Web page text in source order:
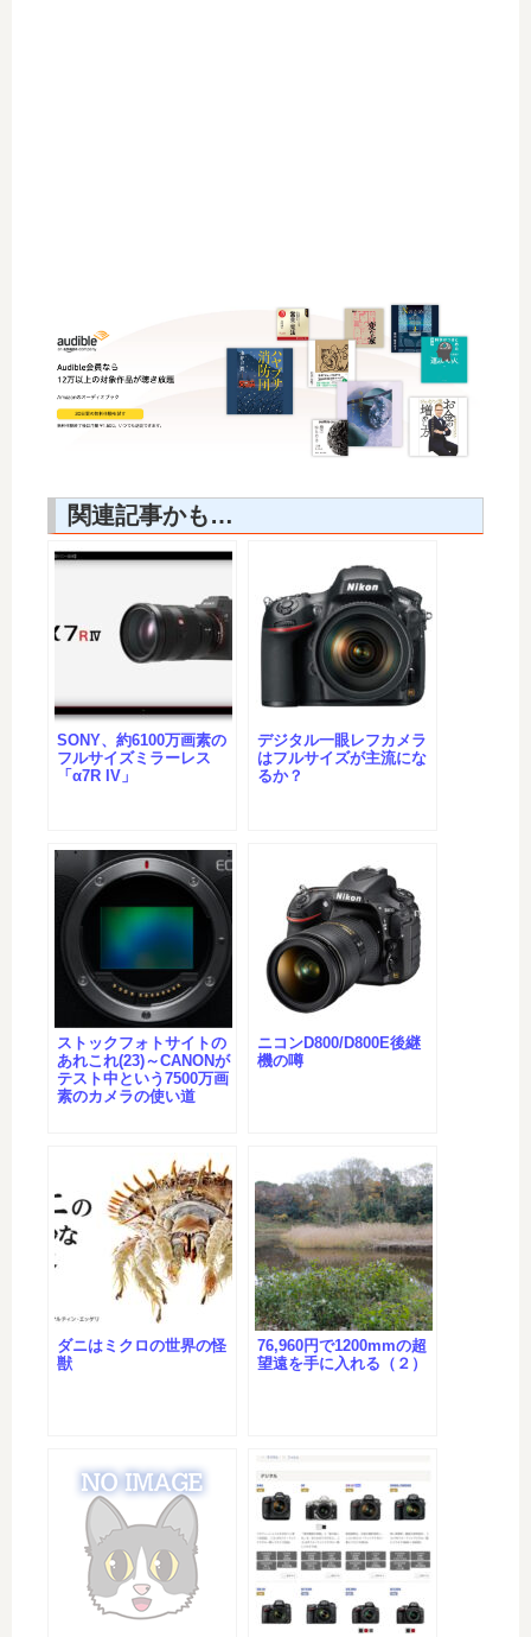
関連記事かも…
SONY、約6100万画素の
フルサイズミラーレス
「α7R IV」
デジタル一眼レフカメラ
はフルサイズが主流にな
るか？
ストックフォトサイトの
あれこれ(23)～CANONが
テスト中という7500万画
素のカメラの使い道
ニコンD800/D800E後継
機の噂
ダニはミクロの世界の怪
獣
76,960円で1200mmの超
望遠を手に入れる（２）